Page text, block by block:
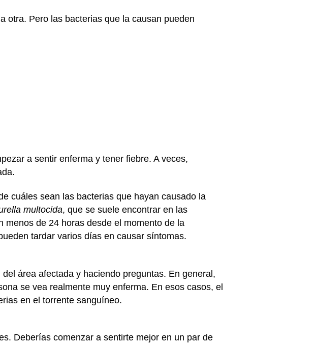
otra. Pero las bacterias que la causan pueden
a sentir enferma y tener fiebre. A veces,
cuáles sean las bacterias que hayan causado la
multocida, que se suele encontrar en las
menos de 24 horas desde el momento de la
tardar varios días en causar síntomas.
área afectada y haciendo preguntas. En general,
se vea realmente muy enferma. En esos casos, el
en el torrente sanguíneo.
Deberías comenzar a sentirte mejor en un par de